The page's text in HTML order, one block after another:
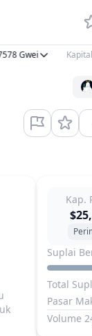
Gwei
Kap.
Suplai
Total
Pasar
Volume